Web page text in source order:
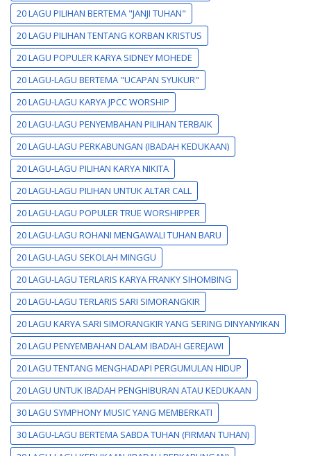
20 LAGU PILIHAN BERTEMA "JANJI TUHAN"
20 LAGU PILIHAN TENTANG KORBAN KRISTUS
20 LAGU POPULER KARYA SIDNEY MOHEDE
20 LAGU-LAGU BERTEMA "UCAPAN SYUKUR"
20 LAGU-LAGU KARYA JPCC WORSHIP
20 LAGU-LAGU PENYEMBAHAN PILIHAN TERBAIK
20 LAGU-LAGU PERKABUNGAN (IBADAH KEDUKAAN)
20 LAGU-LAGU PILIHAN KARYA NIKITA
20 LAGU-LAGU PILIHAN UNTUK ALTAR CALL
20 LAGU-LAGU POPULER TRUE WORSHIPPER
20 LAGU-LAGU ROHANI MENGAWALI TUHAN BARU
20 LAGU-LAGU SEKOLAH MINGGU
20 LAGU-LAGU TERLARIS KARYA FRANKY SIHOMBING
20 LAGU-LAGU TERLARIS SARI SIMORANGKIR
20 LAGU KARYA SARI SIMORANGKIR YANG SERING DINYANYIKAN
20 LAGU PENYEMBAHAN DALAM IBADAH GEREJAWI
20 LAGU TENTANG MENGHADAPI PERGUMULAN HIDUP
20 LAGU UNTUK IBADAH PENGHIBURAN ATAU KEDUKAAN
30 LAGU SYMPHONY MUSIC YANG MEMBERKATI
30 LAGU-LAGU BERTEMA SABDA TUHAN (FIRMAN TUHAN)